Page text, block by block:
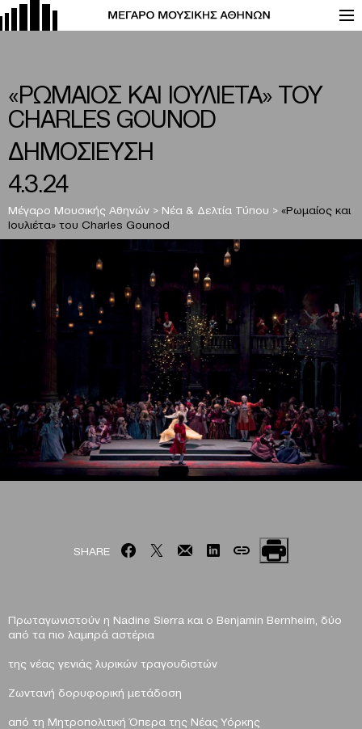
«ΡΩΜΑΙΟΣ ΚΑΙ ΙΟΥΛΙΕΤΑ» ΤΟΥ
CHARLES GOUNOD
ΔΗΜΟΣΙΕΥΣΗ
4.3.24
Μέγαρο Μουσικής Αθηνών > Νέα & Δελτία Τύπου > «Ρωμαίος και
Ιουλιέτα» του Charles Gounod
SHARE
Πρωταγωνιστούν η Nadine Sierra και ο Benjamin Bernheim, δύο
από τα πιο λαμπρά αστέρια
της νέας γενιάς λυρικών τραγουδιστών
Ζωντανή δορυφορική μετάδοση
από τη Μητροπολιτική Όπερα της Νέας Υόρκης